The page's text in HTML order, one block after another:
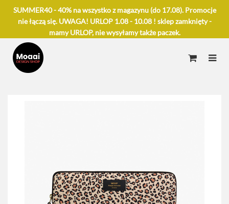
SUMMER40 - 40% na wszystko z magazynu (do 17.08). Promocje
nie łączą się. UWAGA! URLOP 1.08 - 10.08 ! sklep zamknięty -
mamy URLOP, nie wysyłamy także paczek.